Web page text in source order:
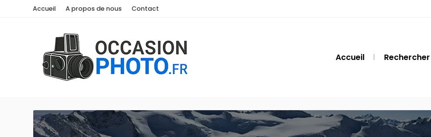
Accueil A propos de nous Contact
Accueil Rechercher